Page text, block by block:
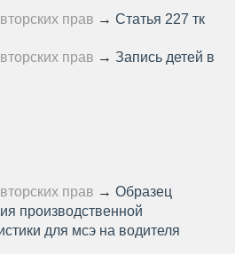
прав →Статья 227 тк
прав →Запись детей в
прав →Образец
производственной
для мсэ на водителя